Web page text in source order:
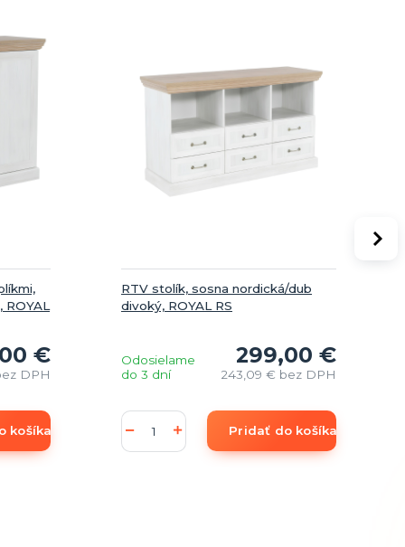
ROYAL
€
DPH
košíka
RTV stolík, sosna nordická/dub
divoký, ROYAL RS
299,00 €
243,09 € bez DPH
Odosielame
do 3 dní
Pridať do košíka